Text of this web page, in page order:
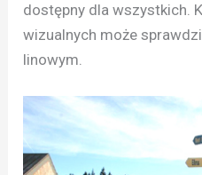
dostępny dla wszystkich.
wizualnych może
linowym.